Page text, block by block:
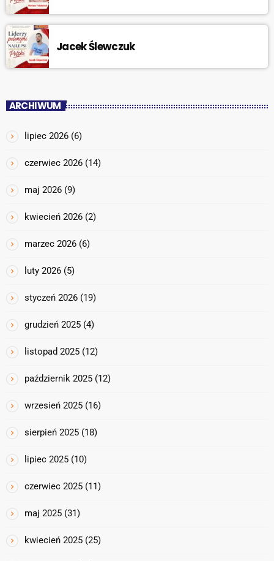
Jacek Ślewczuk
ARCHIWUM
lipiec 2026 (6)
czerwiec 2026 (14)
maj 2026 (9)
kwiecień 2026 (2)
marzec 2026 (6)
luty 2026 (5)
styczeń 2026 (19)
grudzień 2025 (4)
listopad 2025 (12)
październik 2025 (12)
wrzesień 2025 (16)
sierpień 2025 (18)
lipiec 2025 (10)
czerwiec 2025 (11)
maj 2025 (31)
kwiecień 2025 (25)